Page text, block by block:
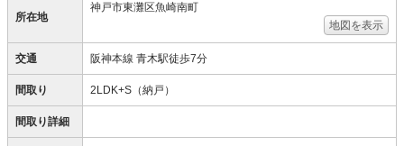
所在地
神戸市東灘区魚崎南町
地図を表示
交通 阪神本線 青木駅徒歩7分
間取り 2LDK+S（納戸）
間取り詳細